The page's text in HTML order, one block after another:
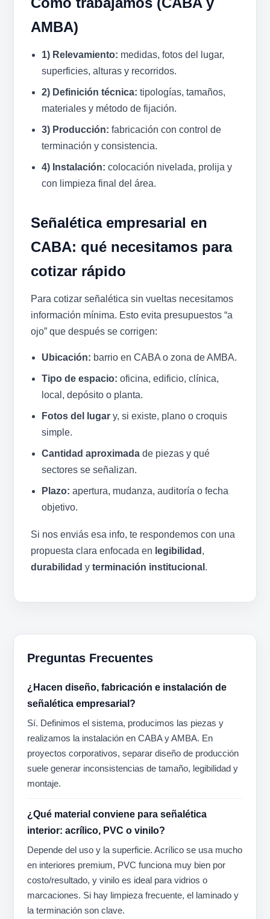
AMBA)
1) Relevamiento: medidas, fotos del lugar,
superficies, alturas y recorridos.
2) Definición técnica: tipologías, tamaños,
materiales y método de fijación.
3) Producción: fabricación con control de
terminación y consistencia.
4) Instalación: colocación nivelada, prolija y
con limpieza final del área.
Señalética empresarial en
CABA: qué necesitamos para
cotizar rápido
Para cotizar señalética sin vueltas necesitamos
información mínima. Esto evita presupuestos “a
ojo” que después se corrigen:
Ubicación: barrio en CABA o zona de AMBA.
Tipo de espacio: oficina, edificio, clínica,
local, depósito o planta.
Fotos del lugar y, si existe, plano o croquis
simple.
Cantidad aproximada de piezas y qué
sectores se señalizan.
Plazo: apertura, mudanza, auditoría o fecha
objetivo.
Si nos enviás esa info, te respondemos con una
propuesta clara enfocada en legibilidad ,
durabilidad yterminación institucional .
Preguntas Frecuentes
¿Hacen diseño, fabricación e instalación de
señalética empresarial?
Sí. Definimos el sistema, producimos las piezas y
realizamos la instalación en CABA y AMBA. En
proyectos corporativos, separar diseño de producción
suele generar inconsistencias de tamaño, legibilidad y
montaje.
¿Qué material conviene para señalética
interior: acrílico, PVC o vinilo?
Depende del uso y la superficie. Acrílico se usa mucho
en interiores premium, PVC funciona muy bien por
costo/resultado, y vinilo es ideal para vidrios o
marcaciones. Si hay limpieza frecuente, el laminado y
la terminación son clave.